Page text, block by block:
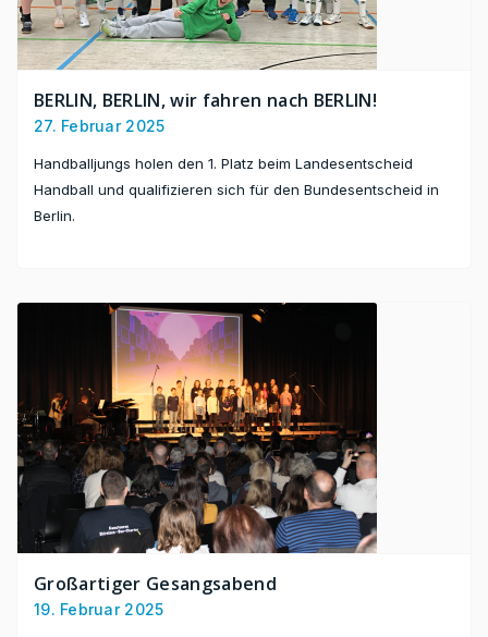
BERLIN, BERLIN, wir fahren nach BERLIN!
27. Februar 2025
Handballjungs holen den 1. Platz beim Landesentscheid
Handball und qualifizieren sich für den Bundesentscheid in
Berlin.
Großartiger Gesangsabend
19. Februar 2025